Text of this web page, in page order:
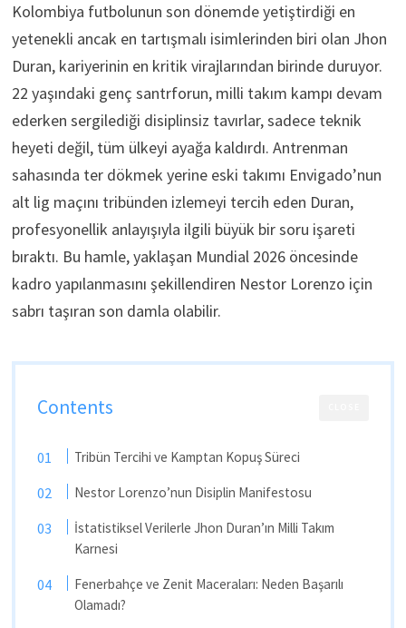
Kolombiya futbolunun son dönemde yetiştirdiği en
yetenekli ancak en tartışmalı isimlerinden biri olan Jhon
Duran, kariyerinin en kritik virajlarından birinde duruyor.
22 yaşındaki genç santrforun, milli takım kampı devam
ederken sergilediği disiplinsiz tavırlar, sadece teknik
heyeti değil, tüm ülkeyi ayağa kaldırdı. Antrenman
sahasında ter dökmek yerine eski takımı Envigado’nun
alt lig maçını tribünden izlemeyi tercih eden Duran,
profesyonellik anlayışıyla ilgili büyük bir soru işareti
bıraktı. Bu hamle, yaklaşan Mundial 2026 öncesinde
kadro yapılanmasını şekillendiren Nestor Lorenzo için
sabrı taşıran son damla olabilir.
Contents
Tribün Tercihi ve Kamptan Kopuş Süreci
Nestor Lorenzo’nun Disiplin Manifestosu
İstatistiksel Verilerle Jhon Duran’ın Milli Takım
Karnesi
Fenerbahçe ve Zenit Maceraları: Neden Başarılı
Olamadı?